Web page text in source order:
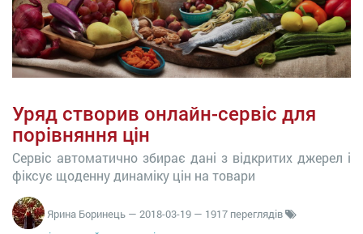
Уряд створив онлайн-сервіс для
порівняння цін
Сервіс автоматично збирає дані з відкритих джерел і
фіксує щоденну динаміку цін на товари
Ярина Боринець — 2018-03-19 — 1917 переглядів